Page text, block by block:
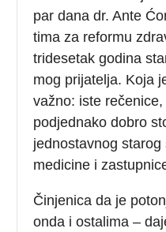
par dana dr. Ante
tima za reformu
tridesetak godina
mog prijatelja. Koja
važno: iste
podjednako dobro
jednostavnog
medicine i
Činjenica da je
onda i ostalima –